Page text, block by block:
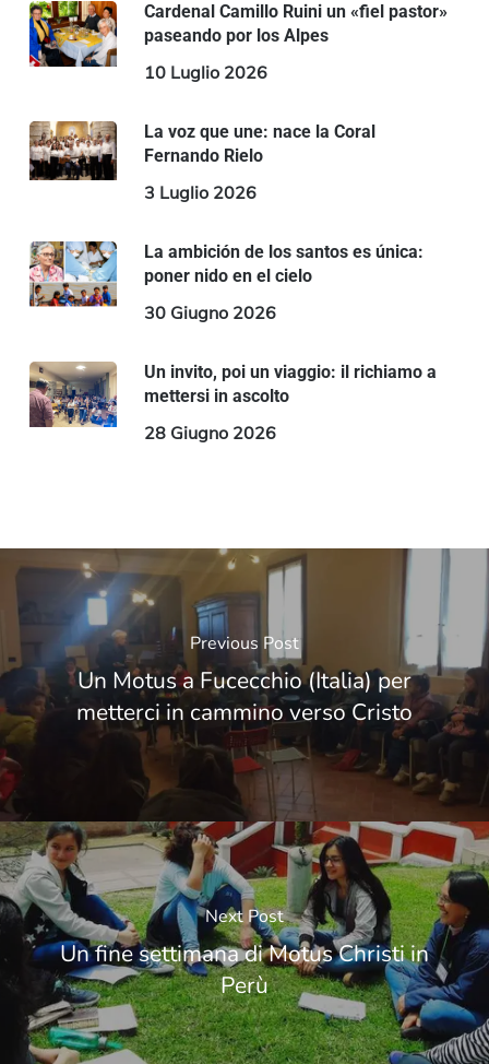
Cardenal Camillo Ruini un «fiel pastor»
paseando por los Alpes
10 Luglio 2026
La voz que une: nace la Coral
Fernando Rielo
3 Luglio 2026
La ambición de los santos es única:
poner nido en el cielo
30 Giugno 2026
Un invito, poi un viaggio: il richiamo a
mettersi in ascolto
28 Giugno 2026
Previous Post
Un Motus a Fucecchio (Italia) per
metterci in cammino verso Cristo
Next Post
Un fine settimana di Motus Christi in
Perù